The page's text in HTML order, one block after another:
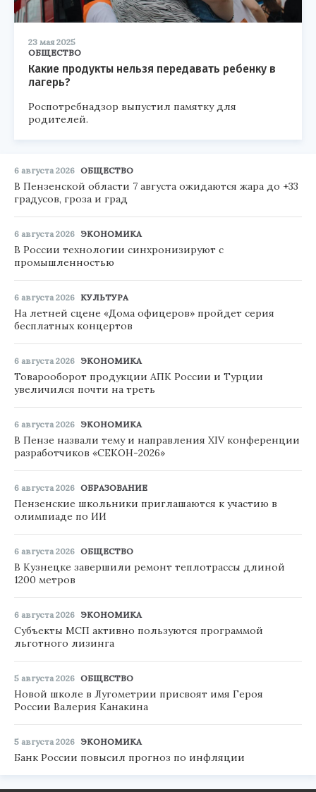
23 мая 2025
ОБЩЕСТВО
Какие продукты нельзя передавать ребенку в
лагерь?
Роспотребнадзор выпустил памятку для
родителей.
6 августа 2026 ОБЩЕСТВО
В Пензенской области 7 августа ожидаются жара до +33
градусов, гроза и град
6 августа 2026 ЭКОНОМИКА
В России технологии синхронизируют с
промышленностью
6 августа 2026 КУЛЬТУРА
На летней сцене «Дома офицеров» пройдет серия
бесплатных концертов
6 августа 2026 ЭКОНОМИКА
Товарооборот продукции АПК России и Турции
увеличился почти на треть
6 августа 2026 ЭКОНОМИКА
В Пензе назвали тему и направления XIV конференции
разработчиков «СЕКОН-2026»
6 августа 2026 ОБРАЗОВАНИЕ
Пензенские школьники приглашаются к участию в
олимпиаде по ИИ
6 августа 2026 ОБЩЕСТВО
В Кузнецке завершили ремонт теплотрассы длиной
1200 метров
6 августа 2026 ЭКОНОМИКА
Субъекты МСП активно пользуются программой
льготного лизинга
5 августа 2026 ОБЩЕСТВО
Новой школе в Лугометрии присвоят имя Героя
России Валерия Канакина
5 августа 2026 ЭКОНОМИКА
Банк России повысил прогноз по инфляции